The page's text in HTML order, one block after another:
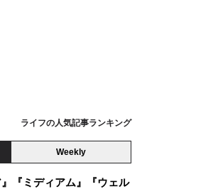
ライフの人気記事ランキング
Weekly
』『ミディアム』『ウェル